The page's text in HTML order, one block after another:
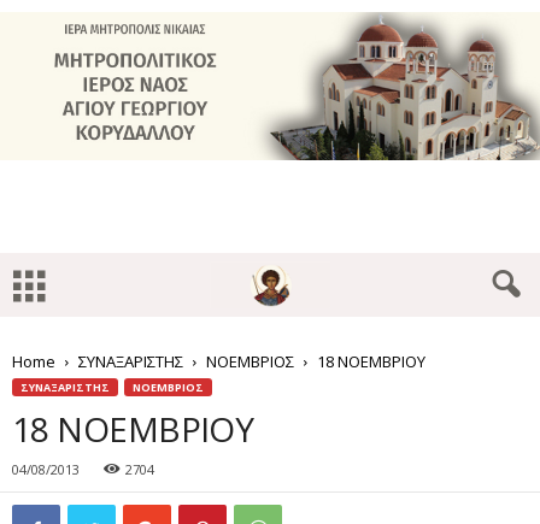
Home ΣΥΝΑΞΑΡΙΣΤΗΣ ΝΟΕΜΒΡΙΟΣ 18 ΝΟΕΜΒΡΙΟΥ
ΣΥΝΑΞΑΡΙΣΤΗΣ ΝΟΕΜΒΡΙΟΣ
18 ΝΟΕΜΒΡΙΟΥ
04/08/2013 2704